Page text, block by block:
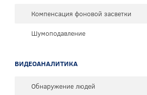
Компенсация фоновой засветки
Шумоподавление
ВИДЕОАНАЛИТИКА
Обнаружение людей